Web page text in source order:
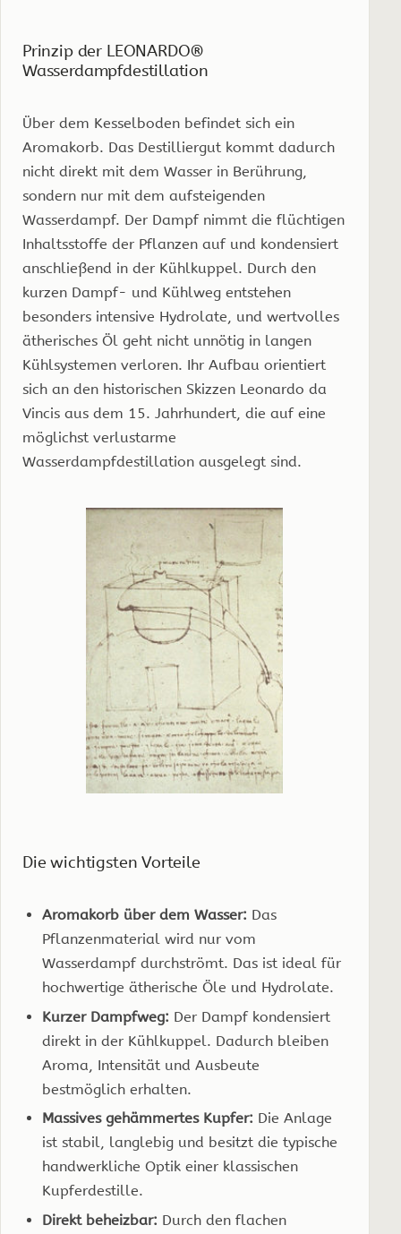
Prinzip der LEONARDO®
Wasserdampfdestillation
Über dem Kesselboden befindet sich ein
Aromakorb. Das Destilliergut kommt dadurch
nicht direkt mit dem Wasser in Berührung,
sondern nur mit dem aufsteigenden
Wasserdampf. Der Dampf nimmt die flüchtigen
Inhaltsstoffe der Pflanzen auf und kondensiert
anschließend in der Kühlkuppel. Durch den
kurzen Dampf- und Kühlweg entstehen
besonders intensive Hydrolate, und wertvolles
ätherisches Öl geht nicht unnötig in langen
Kühlsystemen verloren. Ihr Aufbau orientiert
sich an den historischen Skizzen Leonardo da
Vincis aus dem 15. Jahrhundert, die auf eine
möglichst verlustarme
Wasserdampfdestillation ausgelegt sind.
Die wichtigsten Vorteile
Aromakorb über dem Wasser: Das
Pflanzenmaterial wird nur vom
Wasserdampf durchströmt. Das ist ideal für
hochwertige ätherische Öle und Hydrolate.
Kurzer Dampfweg: Der Dampf kondensiert
direkt in der Kühlkuppel. Dadurch bleiben
Aroma, Intensität und Ausbeute
bestmöglich erhalten.
Massives gehämmertes Kupfer: Die Anlage
ist stabil, langlebig und besitzt die typische
handwerkliche Optik einer klassischen
Kupferdestille.
Direkt beheizbar: Durch den flachen